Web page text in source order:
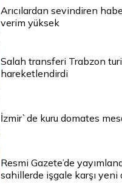
Arıcılardan sevindiren
verim yüksek
Salah transferi Trabzon
hareketlendirdi
İzmir`de kuru domates
Resmi Gazete’de
sahillerde işgale karşı yeni